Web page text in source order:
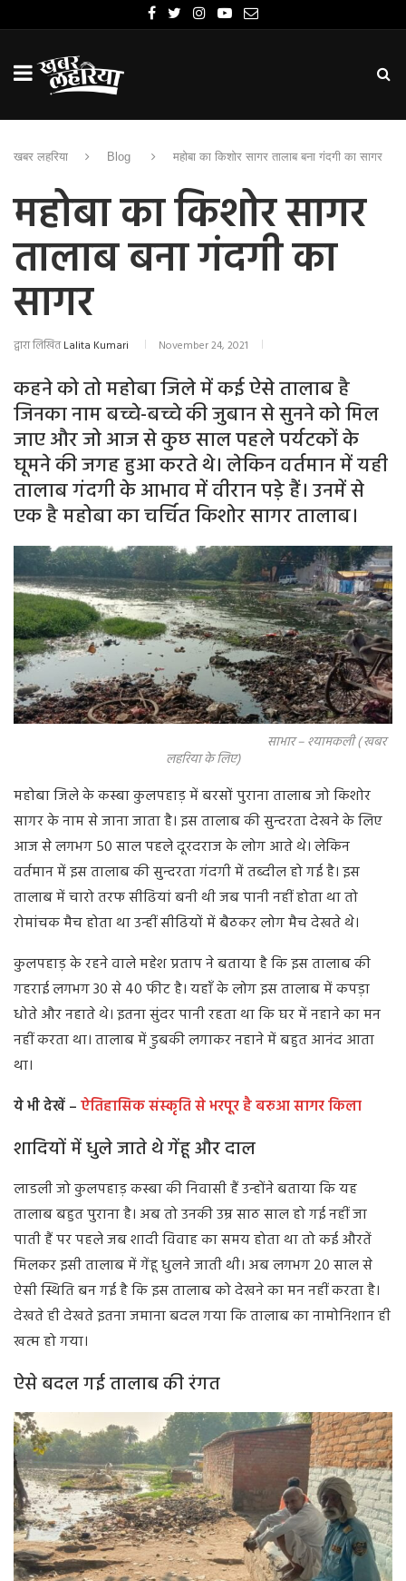
खबर लहरिया Blog महोबा का किशोर सागर तालाब बना गंदगी का सागर
महोबा का किशोर सागर
तालाब बना गंदगी का
सागर
द्वारा लिखितLalita Kumari November 24, 2021
कहने को तो महोबा जिले में कई ऐसे तालाब है
जिनका नाम बच्चे-बच्चे की जुबान से सुनने को मिल
जाए और जो आज से कुछ साल पहले पर्यटकों के
घूमने की जगह हुआ करते थे। लेकिन वर्तमान में यही
तालाब गंदगी के आभाव में वीरान पड़े हैं। उनमें से
एक है महोबा का चर्चित किशोर सागर तालाब।
साभार – श्यामकली ( खबर
लहरिया के लिए)
महोबा जिले के कस्बा कुलपहाड़ में बरसों पुराना तालाब जो किशोर
सागर के नाम से जाना जाता है। इस तालाब की सुन्दरता देखने के लिए
आज से लगभग 50 साल पहले दूरदराज के लोग आते थे। लेकिन
वर्तमान में इस तालाब की सुन्दरता गंदगी में तब्दील हो गई है। इस
तालाब में चारो तरफ सीढियां बनी थी जब पानी नहीं होता था तो
रोमांचक मैच होता था उन्हीं सीढियों में बैठकर लोग मैच देखते थे।
कुलपहाड़ के रहने वाले महेश प्रताप ने बताया है कि इस तालाब की
गहराई लगभग 30 से 40 फीट है। यहाँ के लोग इस तालाब में कपड़ा
धोते और नहाते थे। इतना सुंदर पानी रहता था कि घर में नहाने का मन
नहीं करता था। तालाब में डुबकी लगाकर नहाने में बहुत आनंद आता
था।
ये भी देखें –ऐतिहासिक संस्कृति से भरपूर है बरुआ सागर किला
शादियों में धुले जाते थे गेंहू और दाल
लाडली जो कुलपहाड़ कस्बा की निवासी हैं उन्होंने बताया कि यह
तालाब बहुत पुराना है। अब तो उनकी उम्र साठ साल हो गई नहीं जा
पाती हैं पर पहले जब शादी विवाह का समय होता था तो कई औरतें
मिलकर इसी तालाब में गेंहू धुलने जाती थी। अब लगभग 20 साल से
ऐसी स्थिति बन गई है कि इस तालाब को देखने का मन नहीं करता है।
देखते ही देखते इतना जमाना बदल गया कि तालाब का नामोनिशान ही
खत्म हो गया।
ऐसे बदल गई तालाब की रंगत